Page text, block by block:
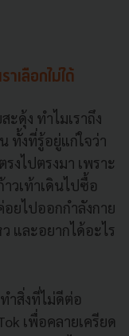
าเลือกไม่ได้
ดุ้ง ทำไมเราถึง
ทั้งที่รู้อยู่แก่ใจว่า
งไปตรงมา เพราะ
วเท้าเดินไปซื้อ
อยไปออกกำลังกาย
และอยากได้อะไร
ำสิ่งที่ไม่ดีต่อ
เพื่อคลายเครียด